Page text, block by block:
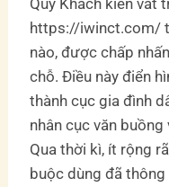
https://iwinct.com/
nào, được chấp
chỗ. Điều này điển
thành cục gia đình
nhân cục văn
Qua thời kì, ít rộng
buộc dùng đã